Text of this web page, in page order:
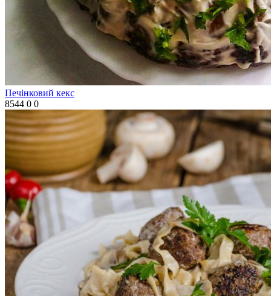
Печінковий кекс
8544 0 0